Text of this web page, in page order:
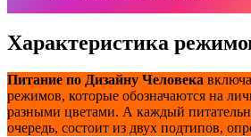
Характеристика
Питание по Дизайну Человека
режимов, которые обозначаются на
разными цветами. А каждый
очередь, состоит из двух подтипов,